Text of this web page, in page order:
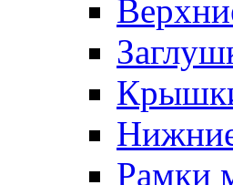
Рамки